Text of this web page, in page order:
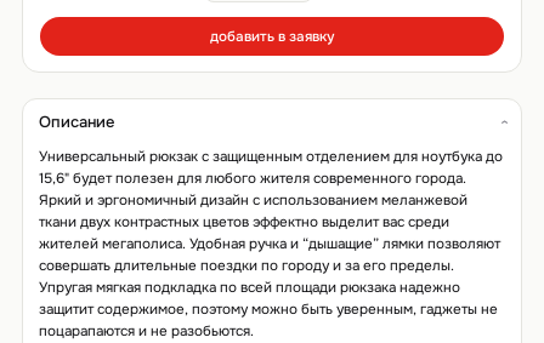
добавить в заявку
Описание
Универсальный рюкзак с защищенным отделением для ноутбука до
15,6" будет полезен для любого жителя современного города.
Яркий и эргономичный дизайн с использованием меланжевой
ткани двух контрастных цветов эффектно выделит вас среди
жителей мегаполиса. Удобная ручка и “дышащие” лямки позволяют
совершать длительные поездки по городу и за его пределы.
Упругая мягкая подкладка по всей площади рюкзака надежно
защитит содержимое, поэтому можно быть уверенным, гаджеты не
поцарапаются и не разобьются.